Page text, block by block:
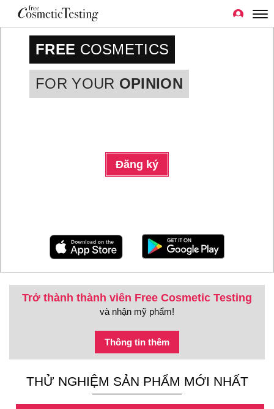
FREE COSMETICS
FOR YOUR OPINION
Đăng ký
Trở thành thành viên Free Cosmetic Testing
và nhận mỹ phẩm!
Thông tin thêm
THỬ NGHIỆM SẢN PHẨM MỚI NHẤT